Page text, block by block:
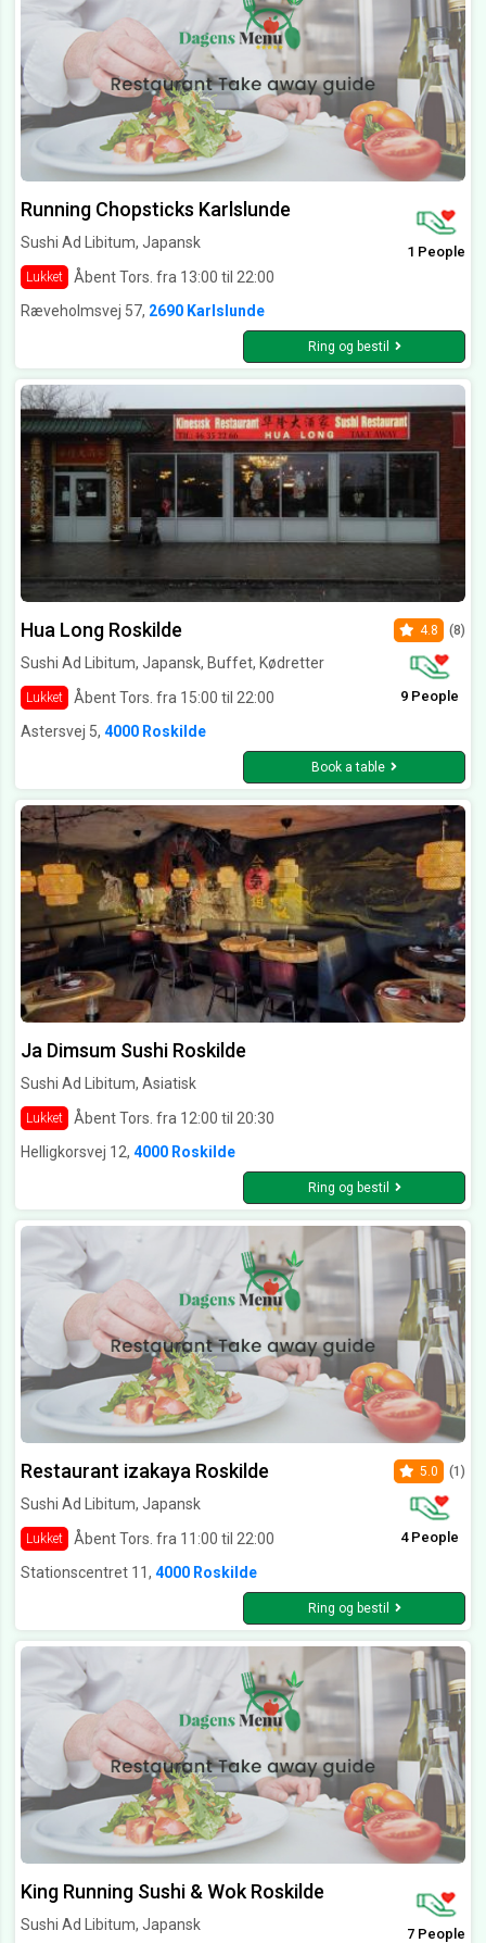
Running Chopsticks Karlslunde
Sushi Ad Libitum, Japansk
Lukket Åbent Tors. fra 13:00 til 22:00
1 People
Ræveholmsvej 57, 2690 Karlslunde
Ring og bestil
Hua Long Roskilde
Sushi Ad Libitum, Japansk, Buffet, Kødretter
Lukket Åbent Tors. fra 15:00 til 22:00
4.8 (8)
9 People
Astersvej 5, 4000 Roskilde
Book a table
Ja Dimsum Sushi Roskilde
Sushi Ad Libitum, Asiatisk
Lukket
Åbent Tors. fra 12:00 til 20:30
Helligkorsvej 12, 4000 Roskilde
Ring og bestil
Restaurant izakaya Roskilde
Sushi Ad Libitum, Japansk
Lukket Åbent Tors. fra 11:00 til 22:00
5.0 (1)
4 People
Stationscentret 11, 4000 Roskilde
Ring og bestil
King Running Sushi & Wok Roskilde
Sushi Ad Libitum, Japansk
7 People